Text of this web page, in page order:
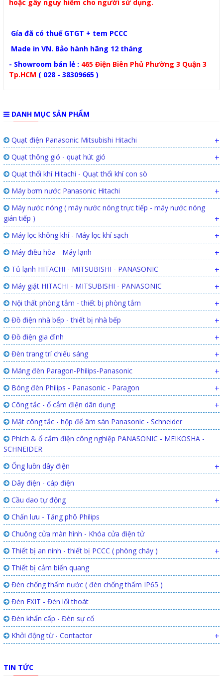
hoặc gây nguy hiểm cho người sử dụng.
Gía đã có thuế GTGT + tem PCCC
Made in VN. Bảo hành hãng 12 tháng
- Showroom bán lẻ : 465 Điện Biên Phủ Phường 3 Quận 3
Tp.HCM ( 028 - 38309665 )
DANH MỤC SẢN PHẨM
Quạt điện Panasonic Mitsubishi Hitachi +
Quạt thông gió - quạt hút gió +
Quạt thổi khí Hitachi - Quạt thổi khí con sò
Máy bơm nước Panasonic Hitachi
+
Máy nước nóng ( máy nước nóng trực tiếp - máy nước nóng
gián tiếp )
+
Máy lọc không khí - Máy lọc khí sạch +
Máy điều hòa - Máy lạnh +
Tủ lạnh HITACHI - MITSUBISHI - PANASONIC +
Máy giặt HITACHI - MITSUBISHI - PANASONIC +
Nội thất phòng tắm - thiết bị phòng tắm +
Đồ điện nhà bếp - thiết bị nhà bếp +
Đồ điện gia đình +
Đèn trang trí chiếu sáng +
Máng đèn Paragon-Philips-Panasonic +
Bóng đèn Philips - Panasonic - Paragon +
Công tắc - ổ cắm điện dân dụng +
Mặt công tắc - hộp đế âm sàn Panasonic - Schneider
Phích & ổ cắm điện công nghiệp PANASONIC - MEIKOSHA -
SCHNEIDER
Ống luồn dây điện
+
Dây điện - cáp điện
Cầu dao tự động
+
Chấn lưu - Tăng phô Philips
Chuông cửa màn hình - Khóa cửa điện tử
Thiết bị an ninh - thiết bị PCCC ( phòng cháy )
+
Thiết bị cảm biến quang
Đèn chống thấm nước ( đèn chống thấm IP65 )
Đèn EXIT - Đèn lối thoát
Đèn khẩn cấp - Đèn sự cố
Khởi động từ - Contactor
+
TIN TỨC